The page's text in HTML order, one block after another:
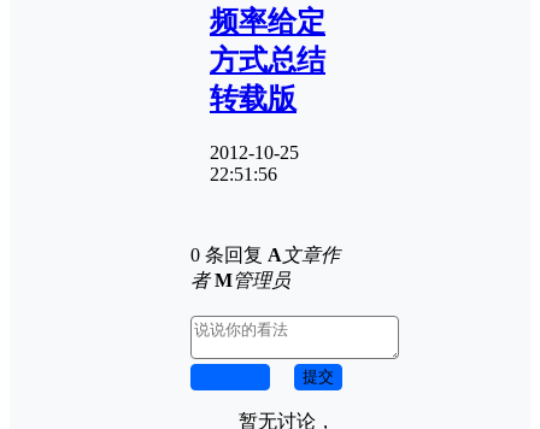
频率给定
方式总结
转载版
2012-10-25
22:51:56
0 条回复 A文章作
者 M管理员
提交
暂无讨论，